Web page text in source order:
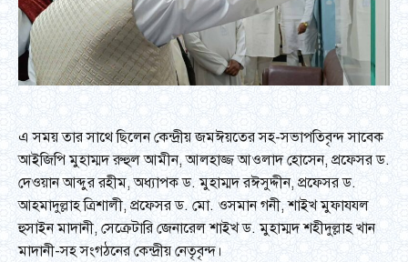
এ সময় তার সাথে ছিলেন কেন্দ্রীয় জমঈয়তের সহ-সভাপতিবৃন্দ সাবেক
আইজিপি মুহাম্মদ রুহুল আমীন, আলহাজ্জ আওলাদ হোসেন, প্রফেসর ড.
দেওয়ান আব্দুর রহীম, অধ্যাপক ড. মুহাম্মদ রঈসুদ্দীন, প্রফেসর ড.
আহমাদুল্লাহ ত্রিশালী, প্রফেসর ড. মো. ওসমান গনী, শাইখ মুফাযযল
হুসাইন মাদানী, সেক্রেটারি জেনারেল শাইখ ড. মুহাম্মদ শহীদুল্লাহ খান
মাদানী-সহ সংগঠনের কেন্দ্রীয় নেতৃবৃন্দ।